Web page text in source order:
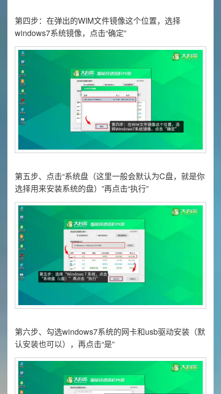
第四步：在弹出的WIM文件镜像这个位置，选择
windows7系统镜像，点击“确定”
第五步、点击“系统盘（这里一般会默认为C盘，就是你
选择用来安装系统的盘）”再点击“执行”
第六步、勾选windows7系统的网卡和usb驱动安装（默
认安装也可以），再点击“是”